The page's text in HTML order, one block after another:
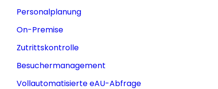
Personalplanung
On-Premise
Zutrittskontrolle
Besuchermanagement
Vollautomatisierte eAU-Abfrage